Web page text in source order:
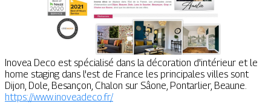
Inovea Deco est spécialisé dans la décoration d'intérieur et le
home staging dans l'est de France les principales villes sont
Dijon, Dole, Besançon, Chalon sur Sâone, Pontarlier, Beaune.
https://www.inoveadeco.fr/